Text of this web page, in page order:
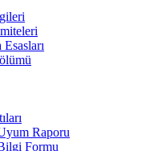
Raporu
Formu